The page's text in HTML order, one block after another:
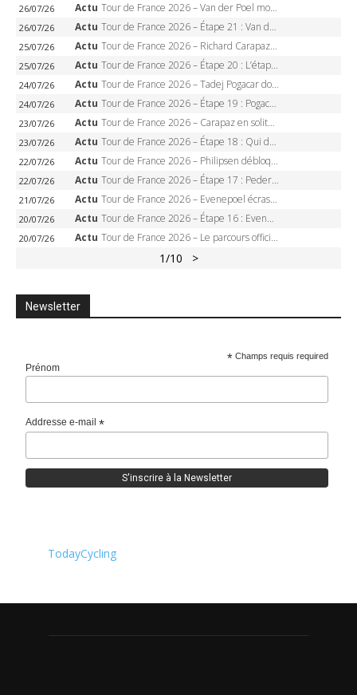
26/07/26 Actu Tour de France 2026 – Van der Poel monumental à Paris, Pogacar égale le record des cinq sacres
26/07/26 Actu Tour de France 2026 – Étape 21 : Van der Poel, Pogacar, qui succédera à Wout van Aert sur les Champs-Elysées ?
25/07/26 Actu Tour de France 2026 – Richard Carapaz roi des Alpes, doublé et maillot à pois, Seixas perd le podium
25/07/26 Actu Tour de France 2026 – Étape 20 : L’étape reine, Galibier, Sarenne, Alpe d’Huez, qui succédera à Pogacar ?
24/07/26 Actu Tour de France 2026 – Tadej Pogacar dompte l’Alpe d’Huez, 5e victoire, record de Pantani pulvérisé
24/07/26 Actu Tour de France 2026 – Étape 19 : Pogacar peut-il enfin dompter l’Alpe d’Huez ?
23/07/26 Actu Tour de France 2026 – Carapaz en solitaire à Orcières-Merlette, Paret-Peintre à un point du maillot à pois
23/07/26 Actu Tour de France 2026 – Étape 18 : Qui domptera Orcières-Merlette, première marche vers l’Alpe d’Huez ?
22/07/26 Actu Tour de France 2026 – Philipsen débloque son compteur à Voiron, Pedersen en danger pour le maillot vert
22/07/26 Actu Tour de France 2026 – Étape 17 : Pedersen peut-il verrouiller le maillot vert à Voiron ?
21/07/26 Actu Tour de France 2026 – Evenepoel écrase le chrono d’Évian, Seixas 4e, Lipowitz abandonne
20/07/26 Actu Tour de France 2026 – Étape 16 : Evenepoel, Pogacar, Ganna… qui domptera le chrono d’Évian pour redessiner le podium ?
20/07/26 Actu Tour de France 2026 – Le parcours officiel complet : 21 étapes, profils, carte et dates
1/10 >
Newsletter
* Champs requis required
Prénom
Addresse e-mail*
TodayCycling